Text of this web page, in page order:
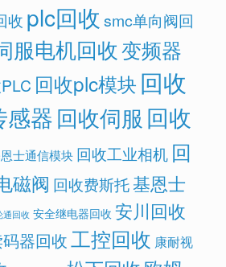
收 plc回收 smc单向阀回
服电机回收变频器
回收plc模块 回收
感器回收伺服 回收
士通信模块 回收工业相机 回
磁阀 回收费斯托基恩士
通回收 安全继电器回收 安川回收
器回收工控回收 康耐视